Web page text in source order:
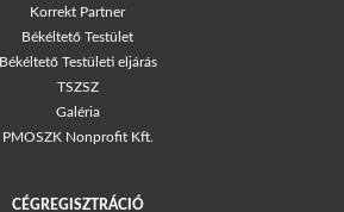
Korrekt Partner
Békéltető Testület
Békéltető Testületi eljárás
TSZSZ
Galéria
PMOSZK Nonprofit Kft.
CÉGREGISZTRÁCIÓ